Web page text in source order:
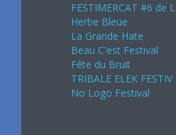
FESTIMERCAT #6 de L
Herbe Bleue
La Grande Hate
Beau C'est Festival
Fête du Bruit
TRIBALE ELEK FESTIV
No Logo Festival